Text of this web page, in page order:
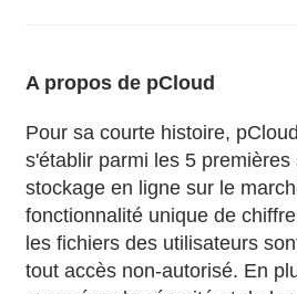
A propos de pCloud
Pour sa courte histoire,
s'établir parmi les 5 premières
stockage en ligne sur le
fonctionnalité unique de
les fichiers des utilisateurs
tout accès non-autorisé. En